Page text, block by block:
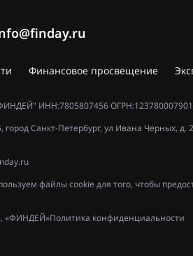
Финансовое просвещение
ИНН:7805807456
город Санкт-Петербург, ул Ивана Черных,
файлы cookie для того, чтобы
Политика конфиденциальности
«ФИНДЕЙ»